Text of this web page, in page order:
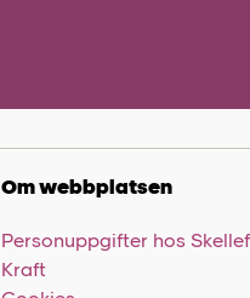
Om webbplatsen
Personuppgifter hos
Kraft